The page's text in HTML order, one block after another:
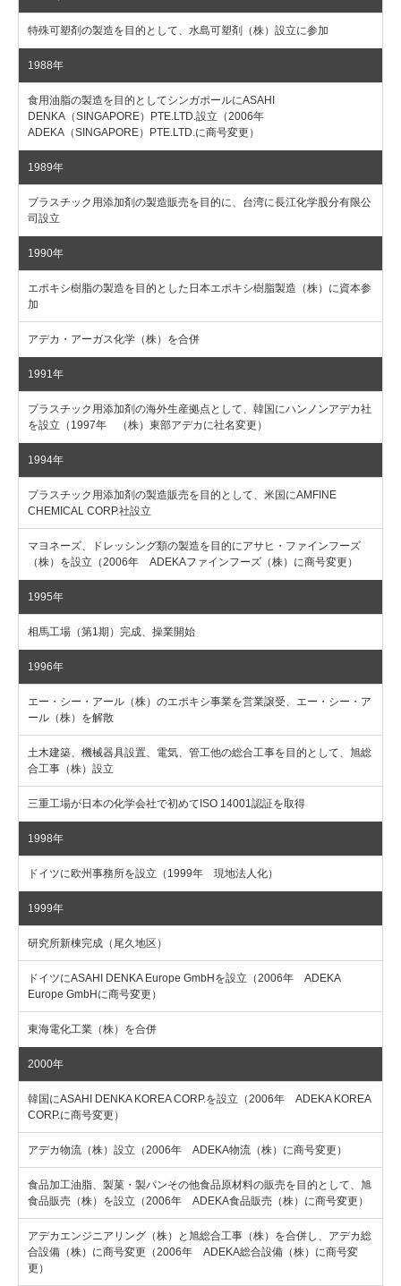
特殊可塑剤の製造を目的として、水島可塑剤（株）設立に参加
1988年
食用油脂の製造を目的としてシンガポールにASAHI
DENKA（SINGAPORE）PTE.LTD.設立（2006年
ADEKA（SINGAPORE）PTE.LTD.に商号変更）
1989年
プラスチック用添加剤の製造販売を目的に、台湾に長江化学股分有限公
司設立
1990年
エポキシ樹脂の製造を目的とした日本エポキシ樹脂製造（株）に資本参
加
アデカ・アーガス化学（株）を合併
1991年
プラスチック用添加剤の海外生産拠点として、韓国にハンノンアデカ社
を設立（1997年 （株）東部アデカに社名変更）
1994年
プラスチック用添加剤の製造販売を目的として、米国にAMFINE
CHEMICAL CORP.社設立
マヨネーズ、ドレッシング類の製造を目的にアサヒ・ファインフーズ
（株）を設立（2006年 ADEKAファインフーズ（株）に商号変更）
1995年
相馬工場（第1期）完成、操業開始
1996年
エー・シー・アール（株）のエポキシ事業を営業譲受、エー・シー・ア
ール（株）を解散
土木建築、機械器具設置、電気、管工他の総合工事を目的として、旭総
合工事（株）設立
三重工場が日本の化学会社で初めてISO 14001認証を取得
1998年
ドイツに欧州事務所を設立（1999年 現地法人化）
1999年
研究所新棟完成（尾久地区）
ドイツにASAHI DENKA Europe GmbHを設立（2006年 ADEKA
Europe GmbHに商号変更）
東海電化工業（株）を合併
2000年
韓国にASAHI DENKA KOREA CORP.を設立（2006年 ADEKA KOREA
CORP.に商号変更）
アデカ物流（株）設立（2006年 ADEKA物流（株）に商号変更）
食品加工油脂、製菓・製パンその他食品原材料の販売を目的として、旭
食品販売（株）を設立（2006年 ADEKA食品販売（株）に商号変更）
アデカエンジニアリング（株）と旭総合工事（株）を合併し、アデカ総
合設備（株）に商号変更（2006年 ADEKA総合設備（株）に商号変
更）